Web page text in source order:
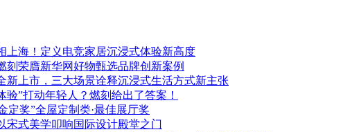
上海！定义电竞家居沉浸式体验新高度
刻荣膺新华网好物甄选品牌创新案例
新上市，三大场景诠释沉浸式生活方式新主张
验”打动年轻人？燃刻给出了答案！
定奖”全屋定制类·最佳展厅奖
宋式美学叩响国际设计殿堂之门